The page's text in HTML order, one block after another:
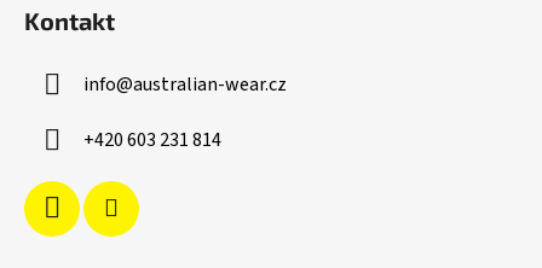
Kontakt
info@australian-wear.cz
+420 603 231 814